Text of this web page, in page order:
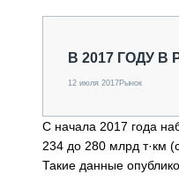
ОБЗОР
В 2017 ГОДУ
12 июля 2017Рынок
С начала 2017 года
234 до 280 млрд т·км
Такие данные